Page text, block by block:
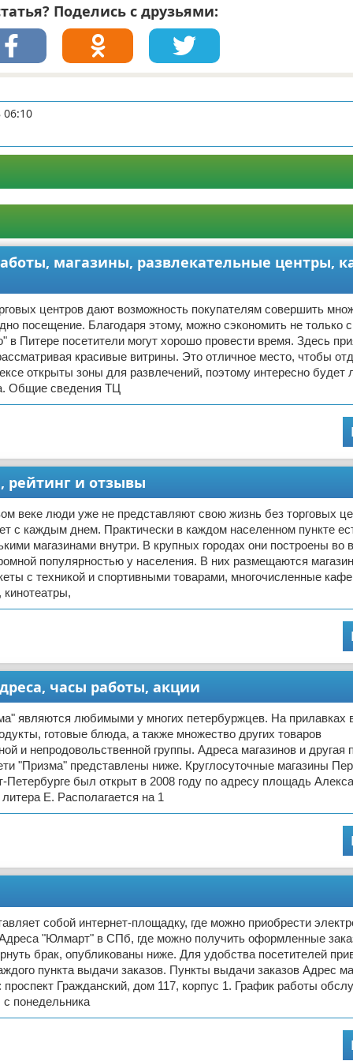
Поделись с друзьями:
06:10
магазины, развлекательные центры,
центров дают возможность покупателям совершить
посещение. Благодаря этому, можно сэкономить не только
в Питере посетители могут хорошо провести время. Здесь
красивые витрины. Это отличное место, чтобы
открыты зоны для развлечений, поэтому интересно будет
Общие сведения ТЦ
рейтинг и отзывы
веке люди уже не представляют свою жизнь без торговых
с каждым днем. Практически в каждом населенном пункте
магазинами внутри. В крупных городах они построены во
популярностью у населения. В них размещаются
с техникой и спортивными товарами, многочисленные
часы работы, акции
являются любимыми у многих петербуржцев. На прилавках
готовые блюда, а также множество других товаров
и непродовольственной группы. Адреса магазинов и другая
"Призма" представлены ниже. Круглосуточные магазины
Петербурге был открыт в 2008 году по адресу площадь
Е. Располагается на 1
собой интернет-площадку, где можно приобрести
Адреса "Юлмарт" в СПб, где можно получить оформленные
брак, опубликованы ниже. Для удобства посетителей
пункта выдачи заказов. Пункты выдачи заказов Адрес
Гражданский, дом 117, корпус 1. График работы
понедельника